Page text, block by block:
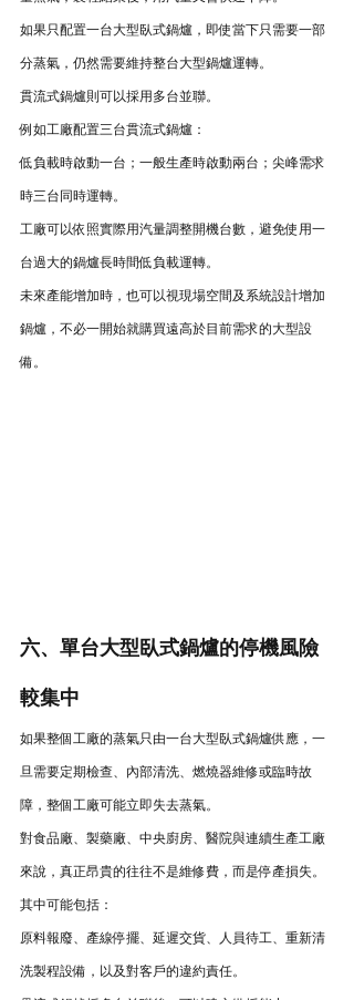
如果只配置一台大型臥式鍋爐，即使當下只需要一部
分蒸氣，仍然需要維持整台大型鍋爐運轉。
貫流式鍋爐則可以採用多台並聯。
例如工廠配置三台貫流式鍋爐：
低負載時啟動一台；一般生產時啟動兩台；尖峰需求
時三台同時運轉。
工廠可以依照實際用汽量調整開機台數，避免使用一
台過大的鍋爐長時間低負載運轉。
未來產能增加時，也可以視現場空間及系統設計增加
鍋爐，不必一開始就購買遠高於目前需求的大型設
備。
六、單台大型臥式鍋爐的停機風險
較集中
如果整個工廠的蒸氣只由一台大型臥式鍋爐供應，一
旦需要定期檢查、內部清洗、燃燒器維修或臨時故
障，整個工廠可能立即失去蒸氣。
對食品廠、製藥廠、中央廚房、醫院與連續生產工廠
來說，真正昂貴的往往不是維修費，而是停產損失。
其中可能包括：
原料報廢、產線停擺、延遲交貨、人員待工、重新清
洗製程設備，以及對客戶的違約責任。